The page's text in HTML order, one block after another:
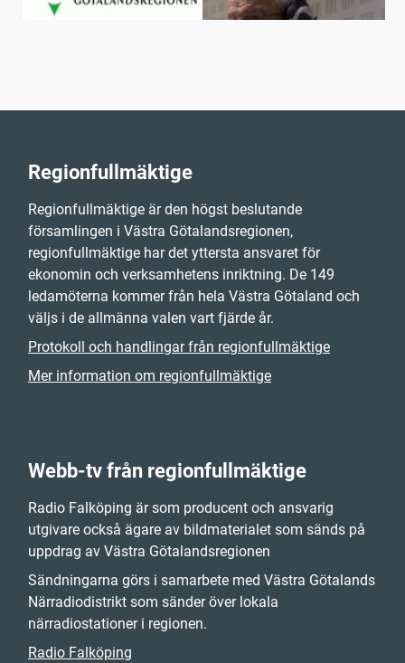
Regionfullmäktige
Regionfullmäktige är den högst beslutande
församlingen i Västra Götalandsregionen,
regionfullmäktige har det yttersta ansvaret för
ekonomin och verksamhetens inriktning. De 149
ledamöterna kommer från hela Västra Götaland och
väljs i de allmänna valen vart fjärde år.
Protokoll och handlingar från regionfullmäktige
Mer information om regionfullmäktige
Webb-tv från regionfullmäktige
Radio Falköping är som producent och ansvarig
utgivare också ägare av bildmaterialet som sänds på
uppdrag av Västra Götalandsregionen
Sändningarna görs i samarbete med Västra Götalands
Närradiodistrikt som sänder över lokala
närradiostationer i regionen.
Radio Falköping